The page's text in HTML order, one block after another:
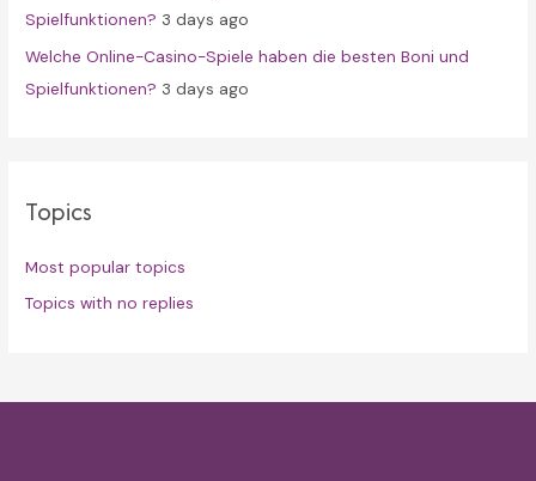
Spielfunktionen? 3 days ago
Welche Online-Casino-Spiele haben die besten Boni und
Spielfunktionen? 3 days ago
Topics
Most popular topics
Topics with no replies